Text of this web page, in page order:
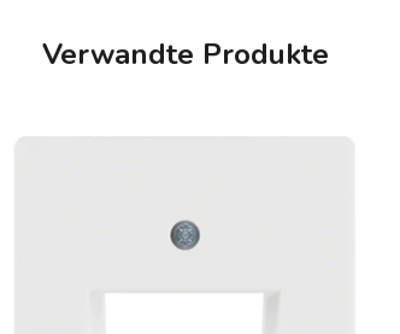
Verwandte Produkte